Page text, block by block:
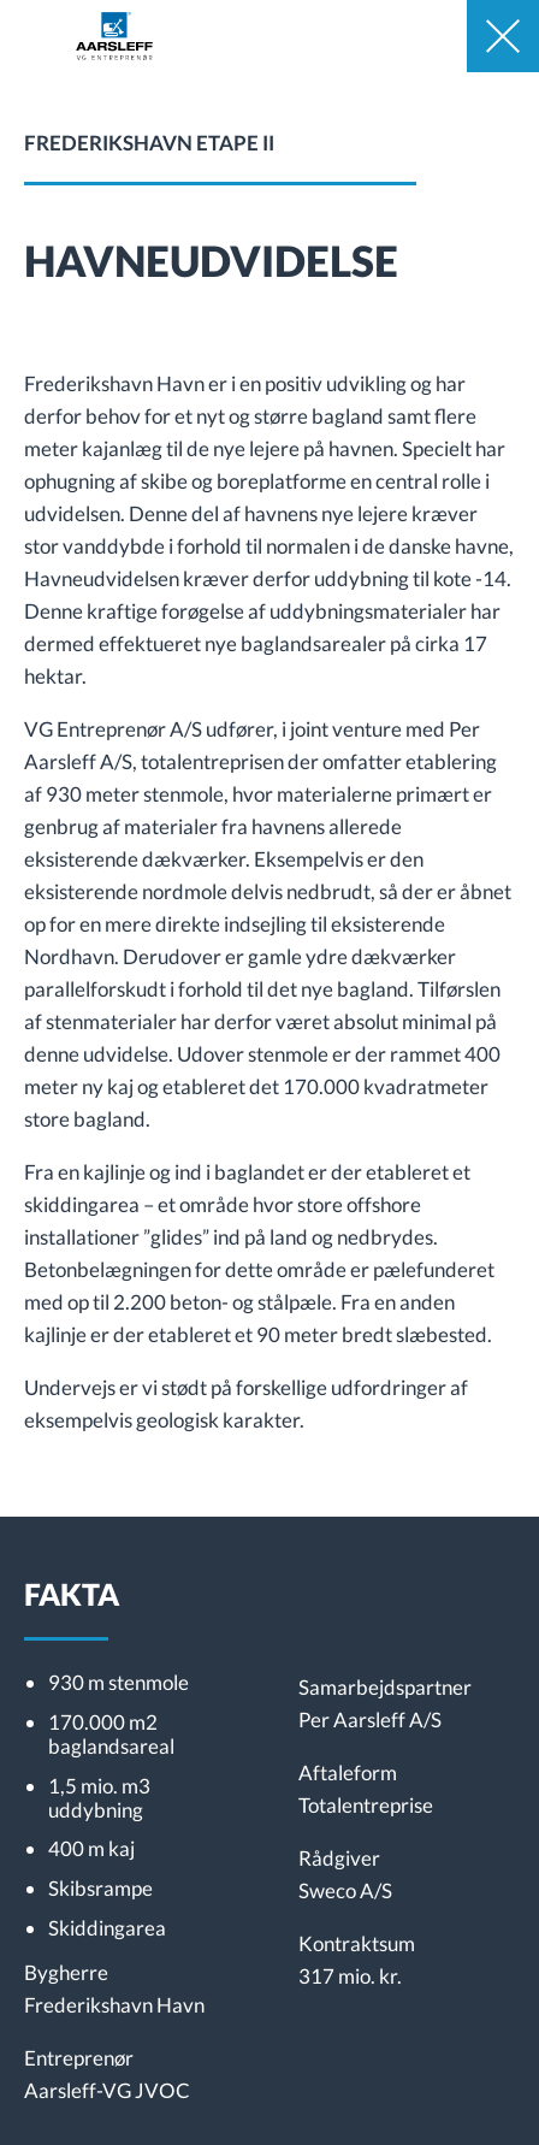
FREDERIKSHAVN ETAPE II
HAVNEUDVIDELSE
Frederikshavn Havn er i en positiv udvikling og har
derfor behov for et nyt og større bagland samt flere
meter kajanlæg til de nye lejere på havnen. Specielt har
ophugning af skibe og boreplatforme en central rolle i
udvidelsen. Denne del af havnens nye lejere kræver
stor vanddybde i forhold til normalen i de danske havne,
Havneudvidelsen kræver derfor uddybning til kote -14.
Denne kraftige forøgelse af uddybningsmaterialer har
dermed effektueret nye baglandsarealer på cirka 17
hektar.
VG Entreprenør A/S udfører, i joint venture med Per
Aarsleff A/S, totalentreprisen der omfatter etablering
af 930 meter stenmole, hvor materialerne primært er
genbrug af materialer fra havnens allerede
eksisterende dækværker. Eksempelvis er den
eksisterende nordmole delvis nedbrudt, så der er åbnet
op for en mere direkte indsejling til eksisterende
Nordhavn. Derudover er gamle ydre dækværker
parallelforskudt i forhold til det nye bagland. Tilførslen
af stenmaterialer har derfor været absolut minimal på
denne udvidelse. Udover stenmole er der rammet 400
meter ny kaj og etableret det 170.000 kvadratmeter
store bagland.
Fra en kajlinje og ind i baglandet er der etableret et
skiddingarea – et område hvor store offshore
installationer ”glides” ind på land og nedbrydes.
Betonbelægningen for dette område er pælefunderet
med op til 2.200 beton- og stålpæle. Fra en anden
kajlinje er der etableret et 90 meter bredt slæbested.
Undervejs er vi stødt på forskellige udfordringer af
eksempelvis geologisk karakter.
FAKTA
930 m stenmole
170.000 m2
baglandsareal
1,5 mio. m3
uddybning
400 m kaj
Skibsrampe
Skiddingarea
Bygherre
Frederikshavn Havn
Entreprenør
Aarsleff-VG JVOC
Samarbejdspartner
Per Aarsleff A/S
Aftaleform
Totalentreprise
Rådgiver
Sweco A/S
Kontraktsum
317 mio. kr.